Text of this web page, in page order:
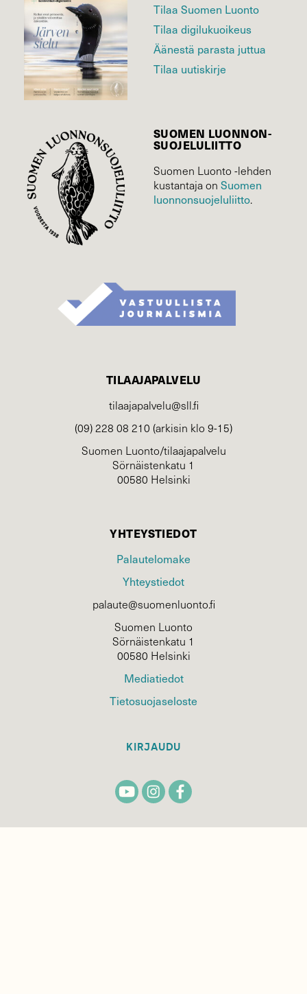
Tilaa Suomen Luonto
Tilaa digilukuoikeus
Äänestä parasta juttua
Tilaa uutiskirje
SUOMEN LUONNON­
SUOJELU­LIITTO
Suomen Luonto -lehden
kustantaja on Suomen
luonnonsuojelu­liitto.
TILAAJAPALVELU
tilaajapalvelu@sll.fi
(09) 228 08 210 (arkisin klo 9-15)
Suomen Luonto/tilaajapalvelu
Sörnäistenkatu 1
00580 Helsinki
YHTEYSTIEDOT
Palautelomake
Yhteystiedot
palaute@suomenluonto.fi
Suomen Luonto
Sörnäistenkatu 1
00580 Helsinki
Mediatiedot
Tietosuojaseloste
KIRJAUDU